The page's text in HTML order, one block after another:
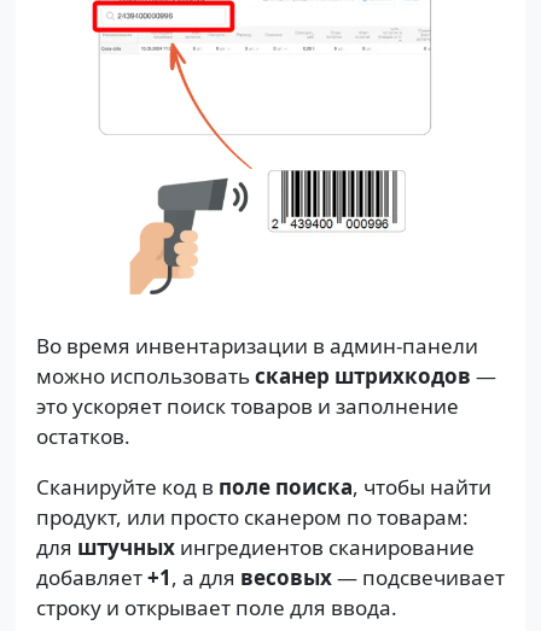
Во время инвентаризации в админ-панели
можно использоватьсканер штрихкодов —
это ускоряет поиск товаров и заполнение
остатков.
Сканируйте код в поле поиска, чтобы найти
продукт, или просто сканером по товарам:
для штучныхингредиентов сканирование
добавляет+1, а для весовых— подсвечивает
строку и открывает поле для ввода.